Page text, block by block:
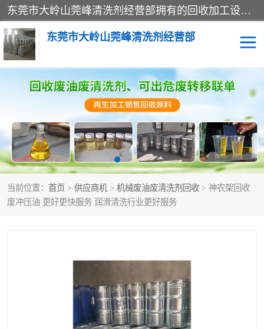
东莞市大岭山莞峰清洗剂经营部拥有的回收加工设备，大量废油回收、废清洗剂回收、废溶剂油回收、机械废油废清洗剂回收、废碳氢回收、碳氢液压油回收、碳氢二氯回收等废清洗剂处理；我们只是提供废旧化工原料的循环使用存放点，执行正规的存放，有正规的回收资质处理。同时我们公司批发零售回收级清洗剂，脱模油再生基础油，质量保证。
东莞市大岭山莞峰清洗剂经营部
当前位置： 首页 > 供应商机 > 机械废油废清洗剂回收 > 神农架回收
废冲压油 更好更快服务 润滑清洗行业更好服务
废清洗剂回收
废溶剂油回收 机械废油废清洗剂回收
废碳氢回收 碳氢液压油回收
碳氢二氯回收 回收废三四氯乙烯
上门回收废清洗剂